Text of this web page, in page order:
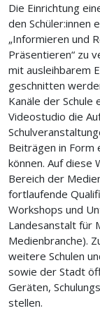
Die Einrichtung
den Schüler:innen
„Informieren und
Präsentieren“ zu
mit ausleihbarem
geschnitten
Kanäle der Schule
Videostudio die
Beiträgen in Form
können. Auf diese
Bereich der
fortlaufende
Workshops und
Landesanstalt für
Medienbranche).
weitere Schulen
sowie der Stadt
Geräten,
stellen.